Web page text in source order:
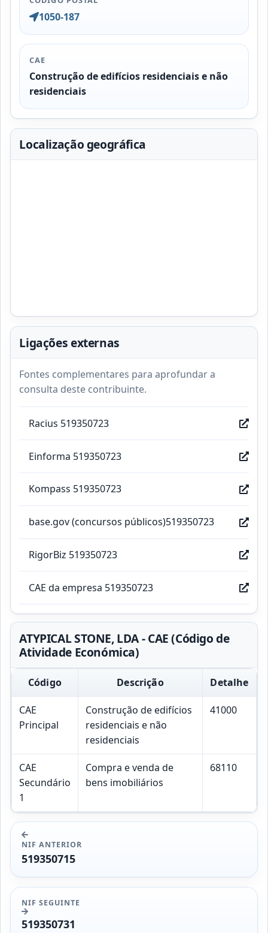
1050-187
CAE
Construção de edifícios residenciais e não
residenciais
Localização geográfica
Ligações externas
Fontes complementares para aprofundar a
consulta deste contribuinte.
Racius 519350723
Einforma 519350723
Kompass 519350723
base.gov (concursos públicos)519350723
RigorBiz 519350723
CAE da empresa 519350723
ATYPICAL STONE, LDA - CAE (Código de
Atividade Económica)
Código Descrição Detalhe
CAE
Principal
Construção de edifícios
residenciais e não
residenciais
41000
CAE
Secundário
1
Compra e venda de
bens imobiliários
68110
NIF ANTERIOR
519350715
NIF SEGUINTE
519350731